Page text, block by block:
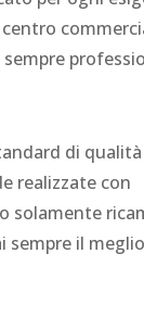
sempre
di
realizzate con
solamente
sempre il